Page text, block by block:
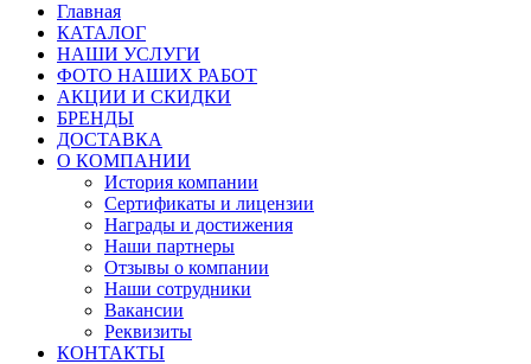
Главная
КАТАЛОГ
НАШИ УСЛУГИ
ФОТО НАШИХ РАБОТ
АКЦИИ И СКИДКИ
БРЕНДЫ
ДОСТАВКА
О КОМПАНИИ
История компании
Сертификаты и лицензии
Награды и достижения
Наши партнеры
Отзывы о компании
Наши сотрудники
Вакансии
Реквизиты
КОНТАКТЫ